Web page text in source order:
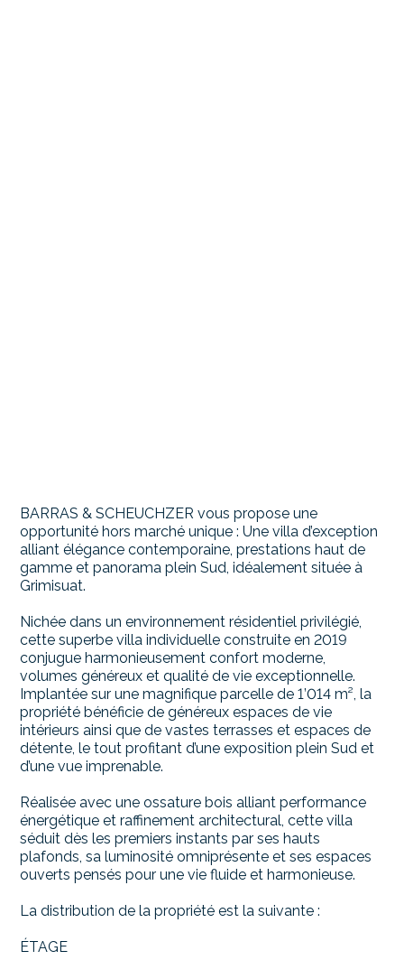
BARRAS & SCHEUCHZER vous propose une
opportunité hors marché unique : Une villa d’exception
alliant élégance contemporaine, prestations haut de
gamme et panorama plein Sud, idéalement située à
Grimisuat.
Nichée dans un environnement résidentiel privilégié,
cette superbe villa individuelle construite en 2019
conjugue harmonieusement confort moderne,
volumes généreux et qualité de vie exceptionnelle.
Implantée sur une magnifique parcelle de 1’014 m², la
propriété bénéficie de généreux espaces de vie
intérieurs ainsi que de vastes terrasses et espaces de
détente, le tout profitant d’une exposition plein Sud et
d’une vue imprenable.
Réalisée avec une ossature bois alliant performance
énergétique et raffinement architectural, cette villa
séduit dès les premiers instants par ses hauts
plafonds, sa luminosité omniprésente et ses espaces
ouverts pensés pour une vie fluide et harmonieuse.
La distribution de la propriété est la suivante :
ÉTAGE